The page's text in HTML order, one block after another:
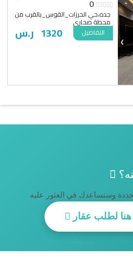
0
جده،حي الحرزات_القوس_بالقرب من
محطة صحاري
ر.س 1320 التفاصيل
‹
وسنساعدك في العثور عليه
لطلب عقار